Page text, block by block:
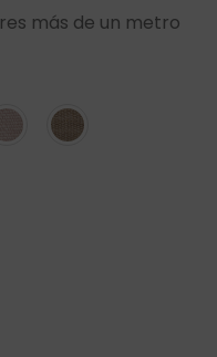
más de un metro